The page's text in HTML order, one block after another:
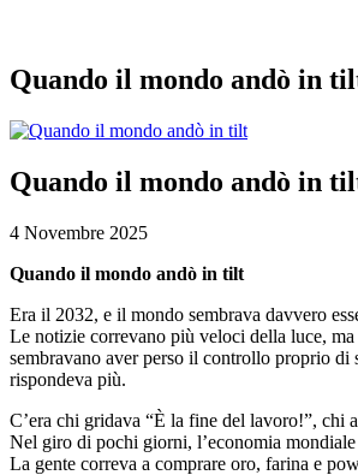
Quando il mondo andò in
Quando il mondo andò in
4 Novembre 2025
Quando il mondo andò in tilt
Era il 2032, e il mondo sembrava davvero
Le notizie correvano più veloci della luce,
sembravano aver perso il controllo proprio di
rispondeva più.
C’era chi gridava “È la fine del lavoro!”, chi
Nel giro di pochi giorni, l’economia
La gente correva a comprare oro, farina e